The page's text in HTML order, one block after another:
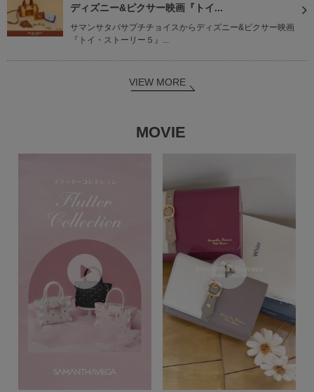
ディズニー&ピクサー映画『トイ...
サマンサタバサプチチョイスからディズニー&ピクサー映画
『トイ・ストーリー５』...
VIEW MORE
MOVIE